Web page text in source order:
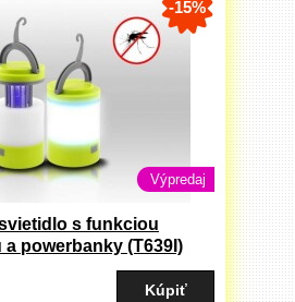
Výpredaj
s funkciou
a powerbanky (T639I)
-15%